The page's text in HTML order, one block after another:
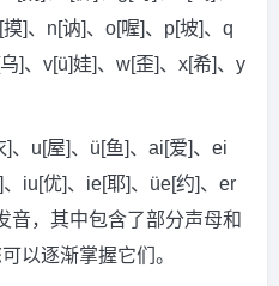
]、n[讷]、o[喔]、p[坡]、q
]、v[ü]娃]、w[歪]、x[希]、y
、u[屋]、ü[鱼]、ai[爱]、ei
iu[优]、ie[耶]、üe[约]、er
音，其中包含了部分声母和
以逐渐掌握它们。